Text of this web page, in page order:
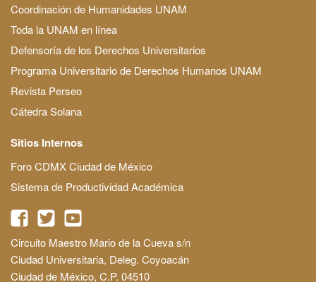
Coordinación de Humanidades UNAM
Toda la UNAM en línea
Defensoría de los Derechos Universitarios
Programa Universitario de Derechos Humanos UNAM
Revista Perseo
Cátedra Solana
Sitios Internos
Foro CDMX Ciudad de México
Sistema de Productividad Académica
Circuito Maestro Mario de la Cueva s/n
Ciudad Universitaria, Deleg. Coyoacán
Ciudad de México, C.P. 04510